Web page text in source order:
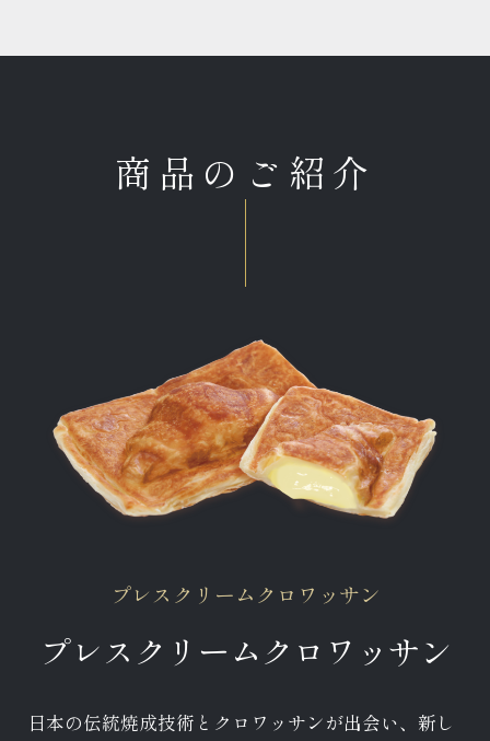
商品のご紹介
プレスクリームクロワッサン
プレスクリームクロワッサン
日本の伝統焼成技術とクロワッサンが出会い、新し